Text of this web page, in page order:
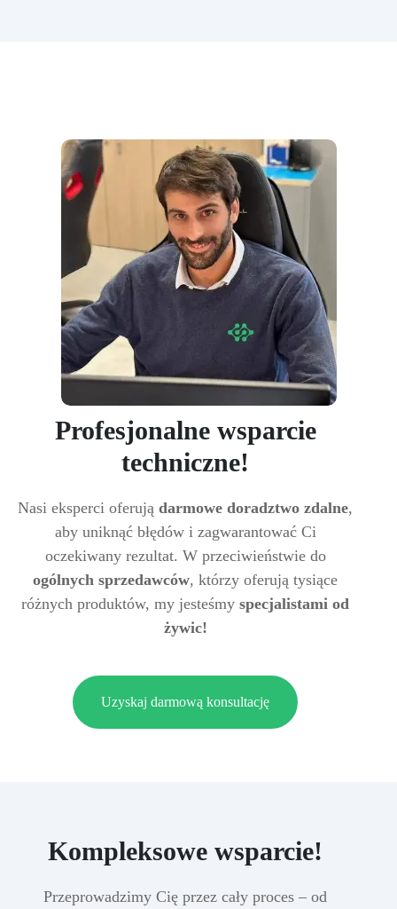
Profesjonalne wsparcie
techniczne!
Nasi eksperci oferują darmowe doradztwo zdalne,
aby uniknąć błędów i zagwarantować Ci
oczekiwany rezultat. W przeciwieństwie do
ogólnych sprzedawców, którzy oferują tysiące
różnych produktów, my jesteśmy specjalistami od
żywic!
Uzyskaj darmową konsultację
Kompleksowe wsparcie!
Przeprowadzimy Cię przez cały proces – od